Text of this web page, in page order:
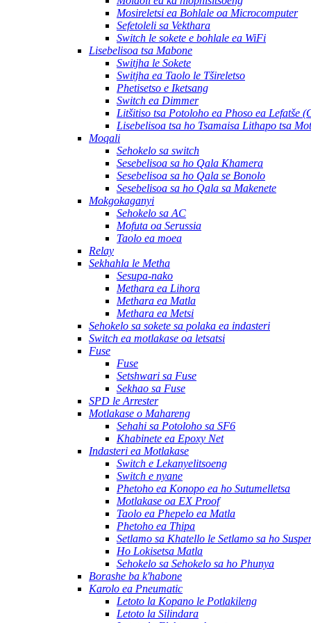
Mosireletsi ea Bohlale oa Microcomputer
Sefetoleli sa Vekthara
Switch le sokete e bohlale ea WiFi
Lisebelisoa tsa Mabone
Switjha le Sokete
Switjha ea Taolo le Tšireletso
Phetisetso e Iketsang
Switch ea Dimmer
Litšitiso tsa Potoloho ea Phoso ea Lefatše
Lisebelisoa tsa ho Tsamaisa Lithapo tsa
Moqali
Sehokelo sa switch
Sesebelisoa sa ho Qala Khamera
Sesebelisoa sa ho Qala se Bonolo
Sesebelisoa sa ho Qala sa Makenete
Mokgokaganyi
Sehokelo sa AC
Mofuta oa Serussia
Taolo ea moea
Relay
Sekhahla le Metha
Sesupa-nako
Methara ea Lihora
Methara ea Matla
Methara ea Metsi
Sehokelo sa sokete sa polaka ea indasteri
Switch ea motlakase oa letsatsi
Fuse
Fuse
Setshwari sa Fuse
Sekhao sa Fuse
SPD le Arrester
Motlakase o Mahareng
Sehahi sa Potoloho sa SF6
Khabinete ea Epoxy Net
Indasteri ea Motlakase
Switch e Lekanyelitsoeng
Switch e nyane
Phetoho ea Konopo ea ho Sutumelletsa
Motlakase oa EX Proof
Taolo ea Phepelo ea Matla
Phetoho ea Thipa
Setlamo sa Khatello le Setlamo sa ho
Ho Lokisetsa Matla
Sehokelo sa Sehokelo sa ho Phunya
Borashe ba k'habone
Karolo ea Pneumatic
Letoto la Kopano le Potlakileng
Letoto la Silindara